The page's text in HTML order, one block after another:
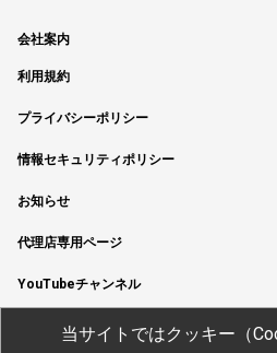
会社案内
利用規約
プライバシーポリシー
情報セキュリティポリシー
お知らせ
代理店専用ページ
YouTubeチャンネル
当サイトではクッキー（